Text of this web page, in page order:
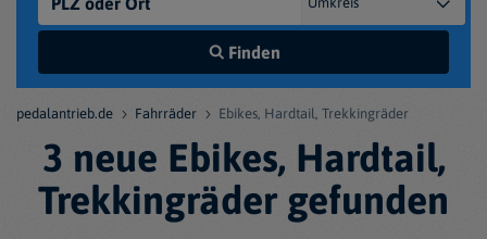
Finden
pedalantrieb.de Fahrräder Ebikes, Hardtail, Trekkingräder
3 neue Ebikes, Hardtail,
Trekkingräder gefunden